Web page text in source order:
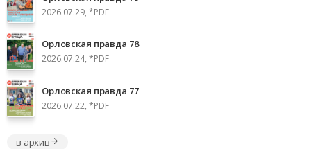
2026.07.29, *PDF
Орловская правда 78
2026.07.24, *PDF
Орловская правда 77
2026.07.22, *PDF
в архив